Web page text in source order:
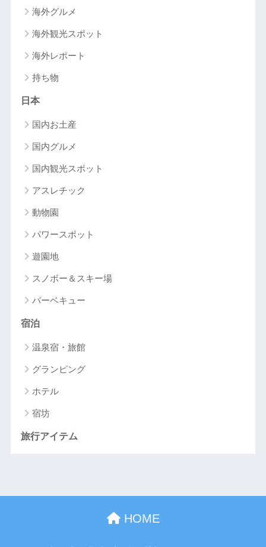
海外グルメ
海外観光スポット
海外レポート
持ち物
日本
国内お土産
国内グルメ
国内観光スポット
アスレチック
動物園
パワースポット
遊園地
スノボー＆スキー場
バーベキュー
宿泊
温泉宿・旅館
グランピング
ホテル
宿坊
旅行アイテム
HOME